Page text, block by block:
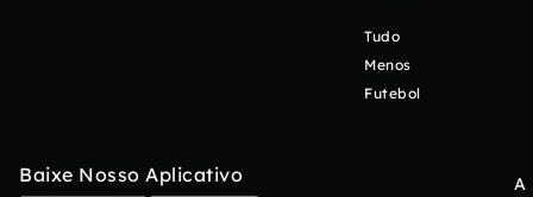
Tudo
Menos
Futebol
Baixe Nosso Aplicativo
A